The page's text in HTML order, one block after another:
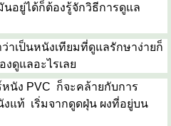
อยู่ได้ก็ต้องรู้จักวิธีการดูแล
าเป็นหนังเทียมที่ดูแลรักษาง่ายก็
ดูแลอะไรเลย
นัง PVC ก็จะคล้ายกับการ
แท้ เริ่มจากดูดฝุ่น ผงที่อยู่บน